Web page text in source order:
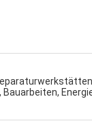
Bauarbeiten,